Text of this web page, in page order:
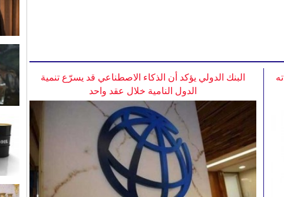
البنك الدولي يؤكد أن الذكاء الاصطناعي قد يسرّع تنمية
الدول النامية خلال عقد واحد